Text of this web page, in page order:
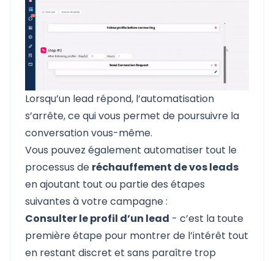
Lorsqu’un lead répond, l’automatisation
s’arrête, ce qui vous permet de poursuivre la
conversation vous-même.
Vous pouvez également automatiser tout le
processus de réchauffement de vos leads
en ajoutant tout ou partie des étapes
suivantes à votre campagne :
Consulter le profil d’un lead - c’est la toute
première étape pour montrer de l’intérêt tout
en restant discret et sans paraître trop